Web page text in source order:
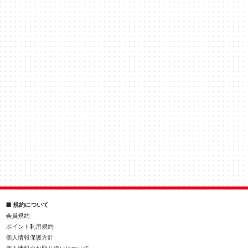
■ 規約について
会員規約
ポイント利用規約
個人情報保護方針